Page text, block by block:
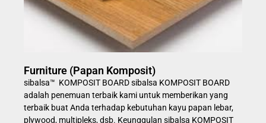
Furniture (Papan Komposit)
sibalsa™ KOMPOSIT BOARD sibalsa KOMPOSIT BOARD
adalah penemuan terbaik kami untuk memberikan yang
terbaik buat Anda terhadap kebutuhan kayu papan lebar,
plywood, multipleks, dsb. Keunggulan sibalsa KOMPOSIT